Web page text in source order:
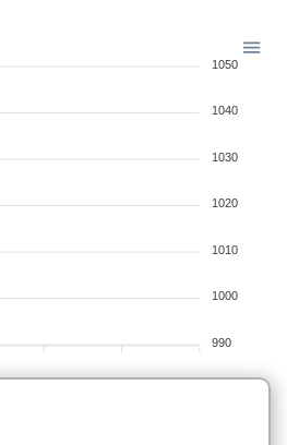
1050
1040
1030
1020
1010
1000
990